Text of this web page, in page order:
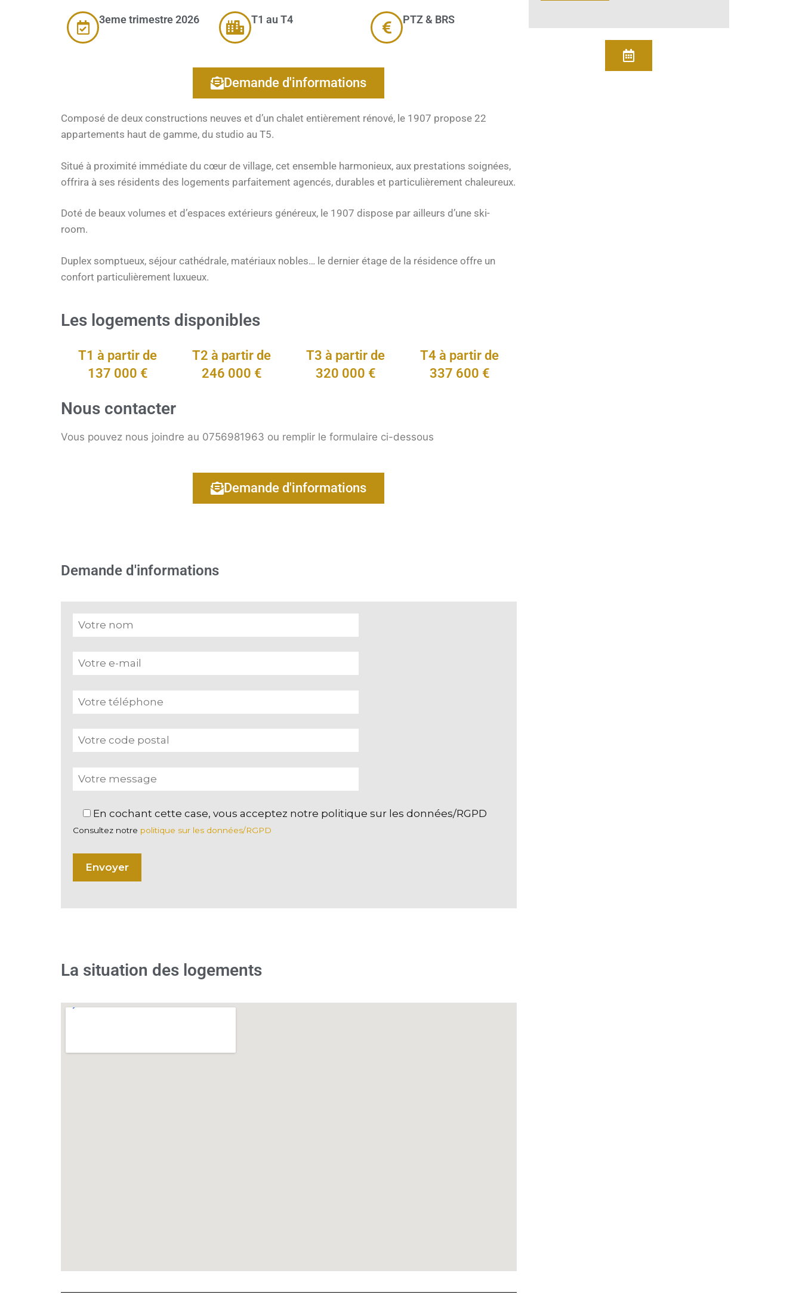
3eme trimestre 2026 T1 au T4 PTZ & BRS
Demande d'informations
Composé de deux constructions neuves et d’un chalet entièrement rénové, le 1907 propose 22
appartements haut de gamme, du studio au T5.
Situé à proximité immédiate du cœur de village, cet ensemble harmonieux, aux prestations soignées,
offrira à ses résidents des logements parfaitement agencés, durables et particulièrement chaleureux.
Doté de beaux volumes et d’espaces extérieurs généreux, le 1907 dispose par ailleurs d’une ski-
room.
Duplex somptueux, séjour cathédrale, matériaux nobles… le dernier étage de la résidence offre un
confort particulièrement luxueux.
Les logements disponibles
T1 à partir de
137 000 €
T2 à partir de
246 000 €
T3 à partir de
320 000 €
T4 à partir de
337 600 €
Nous contacter
Vous pouvez nous joindre au 0756981963 ou remplir le formulaire ci-dessous
Demande d'informations
Demande d'informations
En cochant cette case, vous acceptez notre politique sur les données/RGPD
Consultez notre politique sur les données/RGPD
La situation des logements